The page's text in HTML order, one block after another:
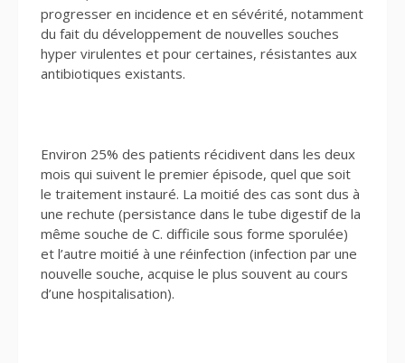
progresser en incidence et en sévérité, notamment
du fait du développement de nouvelles souches
hyper virulentes et pour certaines, résistantes aux
antibiotiques existants.
Environ 25% des patients récidivent dans les deux
mois qui suivent le premier épisode, quel que soit
le traitement instauré. La moitié des cas sont dus à
une rechute (persistance dans le tube digestif de la
même souche de C. difficile sous forme sporulée)
et l’autre moitié à une réinfection (infection par une
nouvelle souche, acquise le plus souvent au cours
d’une hospitalisation).